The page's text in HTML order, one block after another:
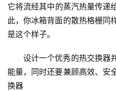
它将流经其中的蒸汽热量传
此，你冰箱背面的散热格栅同
是这个样子。
设计一个优秀的热交换器
能量，同时还要兼顾高效、安
换器